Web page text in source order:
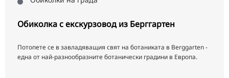
Обиколка с екскурзовод из Берггартен
Потопете се в завладяващия свят на ботаниката в Berggarten -
една от най-разнообразните ботанически градини в Европа.